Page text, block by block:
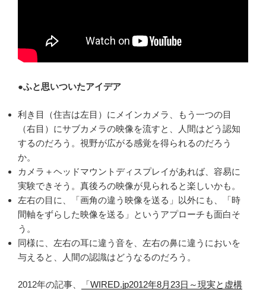
●ふと思いついたアイデア
利き目（住吉は左目）にメインカメラ、もう一つの目
（右目）にサブカメラの映像を流すと、人間はどう認知
するのだろう。視野が広がる感覚を得られるのだろう
か。
カメラ＋ヘッドマウントディスプレイがあれば、容易に
実験できそう。真後ろの映像が見られると楽しいかも。
左右の目に、「画角の違う映像を送る」以外にも、「時
間軸をずらした映像を送る」というアプローチも面白そ
う。
同様に、左右の耳に違う音を、左右の鼻に違うにおいを
与えると、人間の認識はどうなるのだろう。
2012年の記事、
「WIRED.jp2012年8月23日～現実と虚構